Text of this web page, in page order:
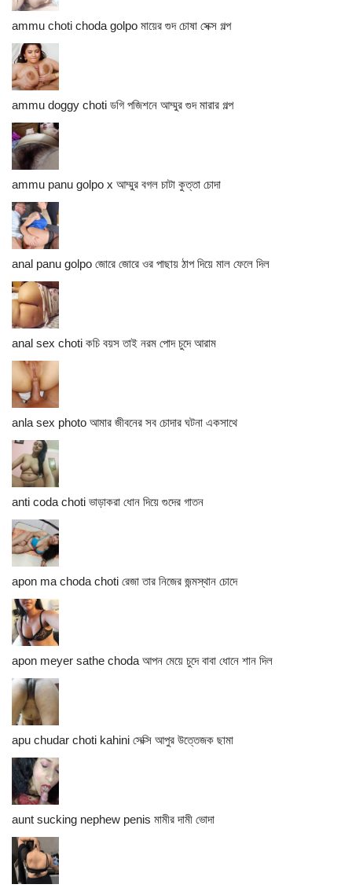
ammu choti choda golpo মায়ের গুদ চোষা সেক্স গল্প
ammu doggy choti ডগি পজিশনে আম্মুর গুদ মারার গল্প
ammu panu golpo x আম্মুর বগল চাটা কুত্তা চোদা
anal panu golpo জোরে জোরে ওর পাছায় ঠাপ দিয়ে মাল ফেলে দিল
anal sex choti কচি বয়স তাই নরম পোদ চুদে আরাম
anla sex photo আমার জীবনের সব চোদার ঘটনা একসাথে
anti coda choti ভাড়াকরা ধোন দিয়ে গুদের গাতন
apon ma choda choti রেজা তার নিজের জন্মস্থান চোদে
apon meyer sathe choda আপন মেয়ে চুদে বাবা ধোনে শান দিল
apu chudar choti kahini সেক্সি আপুর উত্তেজক ছামা
aunt sucking nephew penis মামীর দামী ভোদা